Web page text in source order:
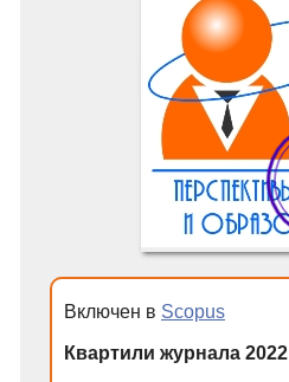
Включен в Scopus
Квартили журнала 2022